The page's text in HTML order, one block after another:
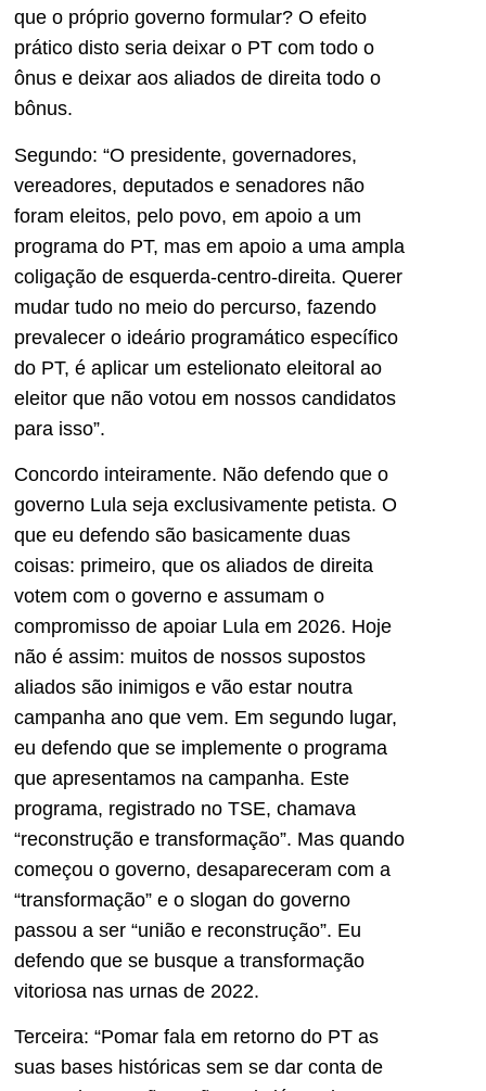
que o próprio governo formular? O efeito
prático disto seria deixar o PT com todo o
ônus e deixar aos aliados de direita todo o
bônus.
Segundo: “O presidente, governadores,
vereadores, deputados e senadores não
foram eleitos, pelo povo, em apoio a um
programa do PT, mas em apoio a uma ampla
coligação de esquerda-centro-direita. Querer
mudar tudo no meio do percurso, fazendo
prevalecer o ideário programático específico
do PT, é aplicar um estelionato eleitoral ao
eleitor que não votou em nossos candidatos
para isso”.
Concordo inteiramente. Não defendo que o
governo Lula seja exclusivamente petista. O
que eu defendo são basicamente duas
coisas: primeiro, que os aliados de direita
votem com o governo e assumam o
compromisso de apoiar Lula em 2026. Hoje
não é assim: muitos de nossos supostos
aliados são inimigos e vão estar noutra
campanha ano que vem. Em segundo lugar,
eu defendo que se implemente o programa
que apresentamos na campanha. Este
programa, registrado no TSE, chamava
“reconstrução e transformação”. Mas quando
começou o governo, desapareceram com a
“transformação” e o slogan do governo
passou a ser “união e reconstrução”. Eu
defendo que se busque a transformação
vitoriosa nas urnas de 2022.
Terceira: “Pomar fala em retorno do PT as
suas bases históricas sem se dar conta de